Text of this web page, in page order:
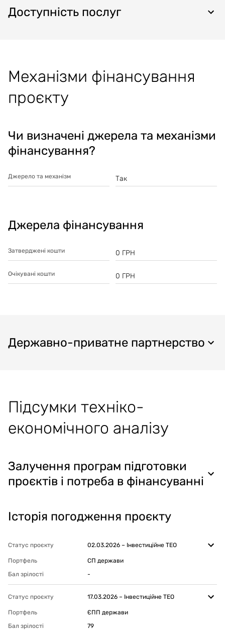
Доступність послуг
Механізми фінансування
проєкту
Чи визначені джерела та механізми
фінансування?
Джерело та механізм Так
Джерела фінансування
Затверджені кошти 0 ГРН
Очікувані кошти 0 ГРН
Державно-приватне партнерство
Підсумки техніко-
економічного аналізу
Залучення програм підготовки
проєктів і потреба в фінансуванні
Історія погодження проєкту
Статус проєкту 02.03.2026 – Інвестиційне ТЕО
Портфель
СП держави
Бал зрілості
-
Статус проєкту 17.03.2026 – Інвестиційне ТЕО
Портфель
ЄПП держави
Бал зрілості
79